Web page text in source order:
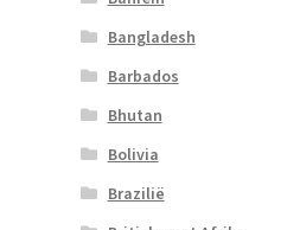
Bangladesh
Barbados
Bhutan
Bolivia
Brazilië